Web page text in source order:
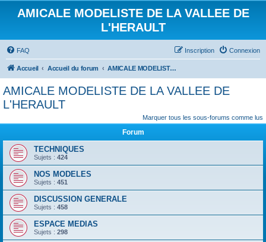
AMICALE MODELISTE DE LA VALLEE DE
L'HERAULT
FAQ Connexion
Inscription
Accueil Accueil du forum AMICALE MODELISTE DE LA VALLEE DE L'HERAULT
AMICALE MODELISTE DE LA VALLEE DE
L'HERAULT
Marquer tous les sous-forums comme lus
Forum
TECHNIQUES
Sujets : 424
NOS MODELES
Sujets : 451
DISCUSSION GENERALE
Sujets : 458
ESPACE MEDIAS
Sujets : 298